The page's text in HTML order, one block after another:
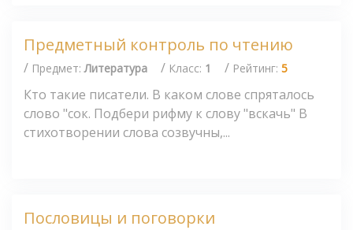
Предметный контроль по чтению
/ Предмет:Литература / Класс: 1 / Рейтинг: 5
Кто такие писатели. В каком слове спряталось
слово "сок. Подбери рифму к слову "вскачь" В
стихотворении слова созвучны,...
Пословицы и поговорки